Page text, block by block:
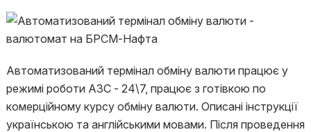
Автоматизований термінал обміну валюти працює у
режимі роботи АЗС - 24\7, працює з готівкою по
комерційному курсу обміну валюти. Описані інструкції
українською та англійськими мовами. Після проведення